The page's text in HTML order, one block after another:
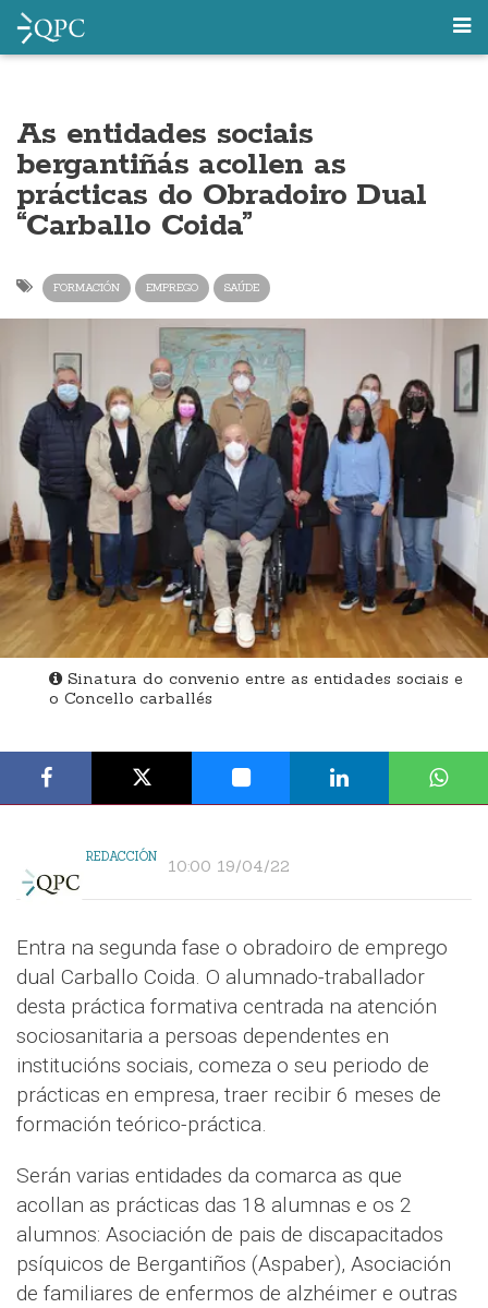
As entidades sociais
bergantiñás acollen as
prácticas do Obradoiro Dual
“Carballo Coida”
FORMACIÓN EMPREGO SAÚDE
Sinatura do convenio entre as entidades sociais e
o Concello carballés
REDACCIÓN 10:00 19/04/22
Entra na segunda fase o obradoiro de emprego
dual Carballo Coida. O alumnado-traballador
desta práctica formativa centrada na atención
sociosanitaria a persoas dependentes en
institucións sociais, comeza o seu periodo de
prácticas en empresa, traer recibir 6 meses de
formación teórico-práctica.
Serán varias entidades da comarca as que
acollan as prácticas das 18 alumnas e os 2
alumnos: Asociación de pais de discapacitados
psíquicos de Bergantiños (Aspaber), Asociación
de familiares de enfermos de alzhéimer e outras